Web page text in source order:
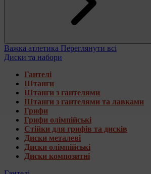
Важка атлетика Переглянути всі
Диски та набори
Гантелі
Штанги
Штанги з гантелями
Штанги з гантелями та лавками
Грифи
Грифи олімпійські
Стійки для грифів та дисків
Диски металеві
Диски олімпійські
Диски композитні